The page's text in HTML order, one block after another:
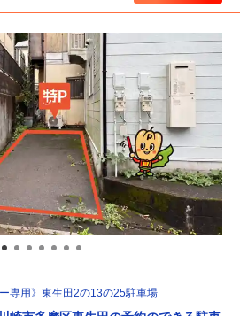
専用》東生田2の13の25駐車場